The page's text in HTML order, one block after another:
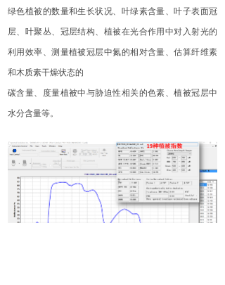
绿色植被的数量和生长状况、叶绿素含量、叶子表面冠
层、叶聚丛、冠层结构、植被在光合作用中对入射光的
利用效率、测量植被冠层中氮的相对含量、估算纤维素
和木质素干燥状态的
碳含量、度量植被中与胁迫性相关的色素、植被冠层中
水分含量等。